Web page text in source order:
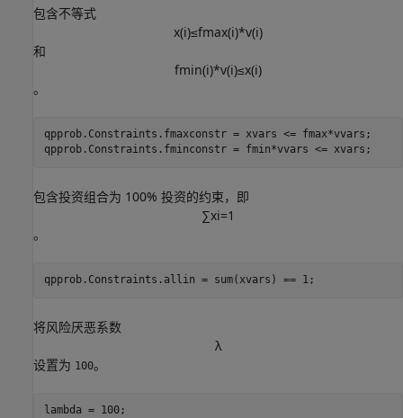
包含不等式
x(i)≤fmax(i)*v(i)
和
fmin(i)*v(i)≤x(i)
。
qpprob.Constraints.fmaxconstr = xvars <= fmax*vvars;
qpprob.Constraints.fminconstr = fmin*vvars <= xvars;
包含投资组合为 100% 投资的约束，即
∑xi=1
。
qpprob.Constraints.allin = sum(xvars) == 1;
将风险厌恶系数
λ
设置为 100。
lambda = 100;